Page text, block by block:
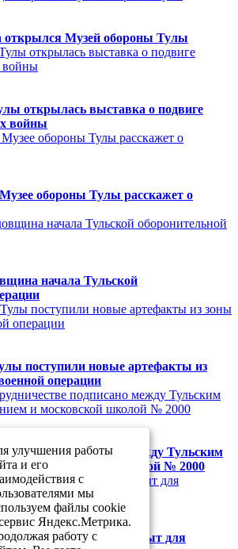
открылся Музей обороны Тулы
открылась выставка о подвиге
войны
обороны Тулы расскажет о
начала Тульской
поступили новые артефакты из
операции
подписано между Тульским
и московской школой № 2000
Тулы будет закрыт для
улучшения работы
и его
с
мы
файлы cookie
Яндекс.Метрика.
работу с